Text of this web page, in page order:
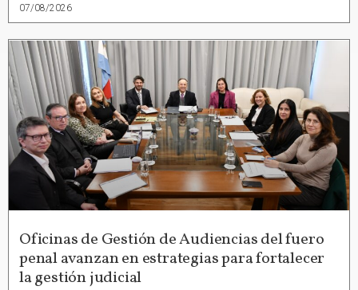
07/08/2026
Oficinas de Gestión de Audiencias del fuero
penal avanzan en estrategias para fortalecer
la gestión judicial